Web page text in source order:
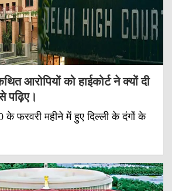
आरोपियों को हाईकोर्ट ने क्यों दी
पढ़िए।
के फरवरी महीने में हुए दिल्ली के दंगों के